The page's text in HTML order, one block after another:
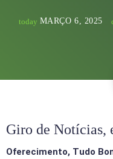
today MARÇO 6, 2025
Giro de Notícias,
Oferecimento, Tudo